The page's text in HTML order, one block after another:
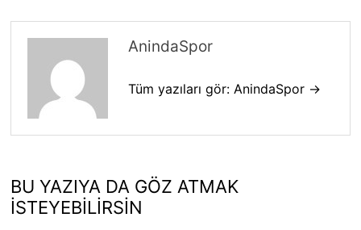
AnindaSpor
Tüm yazıları gör: AnindaSpor →
BU YAZIYA DA GÖZ ATMAK
İSTEYEBILIRSIN